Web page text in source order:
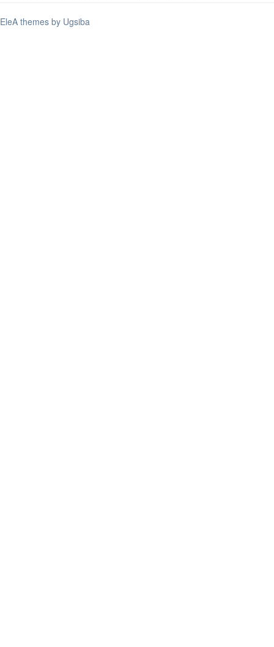
EleA themes by Ugsiba